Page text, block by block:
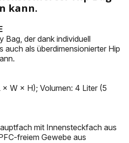
kann.
Bag, der dank individuell
auch als überdimensionierter Hip
W × H); Volumen: 4 Liter (5
mit Innensteckfach aus
freiem Gewebe aus